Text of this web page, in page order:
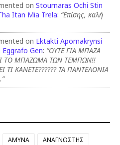
on Stournaras Ochi Stin
Itan Mia Trela: “Επίσης, καλή
on Ektakti Apomakrynsi
Gen: “ΟΥΤΕ ΓΙΑ ΜΠΑΖΑ
ΤΟ ΜΠΑΖΩΜΑ ΤΩΝ ΤΕΜΠΩΝ!!
ΚΑΝΕΤΕ?????? ΤΑ ΠΑΝΤΕΛΟΝΙΑ
ΑΜΥΝΑ
ΑΝΑΓΝΩΣΤΗΣ